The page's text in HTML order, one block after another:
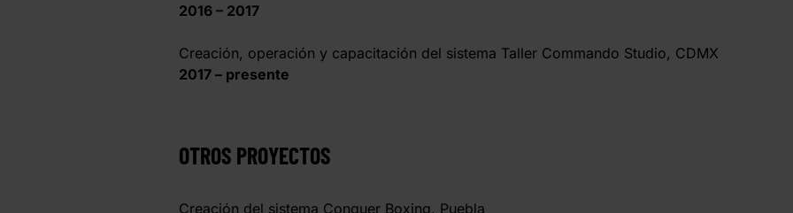
2016 – 2017
Creación, operación y capacitación del sistema Taller Commando Studio, CDMX
2017 – presente
OTROS PROYECTOS
Creación del sistema Conquer Boxing, Puebla